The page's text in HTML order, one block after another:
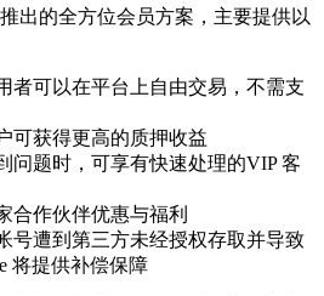
推出的全方位会员方案，主要提供以
者可以在平台上自由交易，不需支
可获得更高的质押收益
问题时，可享有快速处理的VIP 客
合作伙伴优惠与福利
号遭到第三方未经授权存取并导致
将提供补偿保障